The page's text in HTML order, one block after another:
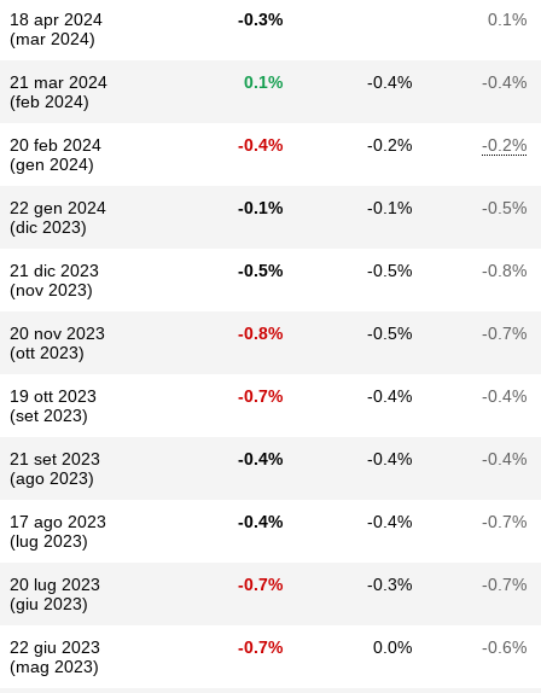
18 apr 2024
(mar 2024)
-0.3% 0.1%
21 mar 2024
(feb 2024)
0.1% -0.4% -0.4%
20 feb 2024
(gen 2024)
-0.4% -0.2% -0.2%
22 gen 2024
(dic 2023)
-0.1% -0.1% -0.5%
21 dic 2023
(nov 2023)
-0.5% -0.5% -0.8%
20 nov 2023
(ott 2023)
-0.8% -0.5% -0.7%
19 ott 2023
(set 2023)
-0.7% -0.4% -0.4%
21 set 2023
(ago 2023)
-0.4% -0.4% -0.4%
17 ago 2023
(lug 2023)
-0.4% -0.4% -0.7%
20 lug 2023
(giu 2023)
-0.7% -0.3% -0.7%
22 giu 2023
(mag 2023)
-0.7% 0.0% -0.6%